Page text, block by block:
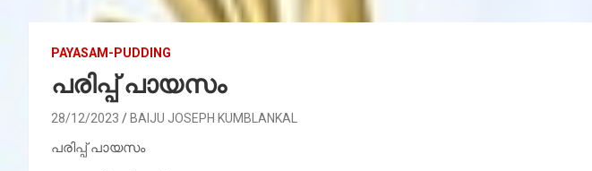
PAYASAM-PUDDING
പരിപ്പ് പായസം
28/12/2023 BAIJU JOSEPH KUMBLANKAL
പരിപ്പ് പായസം